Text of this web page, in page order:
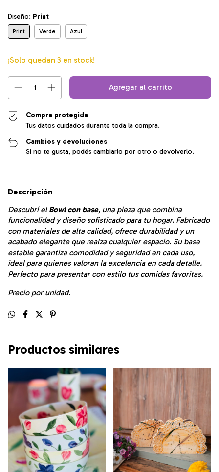
Diseño: Print
Print Verde Azul
¡Solo quedan 3 en stock!
Compra protegida
Tus datos cuidados durante toda la compra.
Cambios y devoluciones
Si no te gusta, podés cambiarlo por otro o devolverlo.
Descripción
Descubrí elBowl con base, una pieza que combina
funcionalidad y diseño sofisticado para tu hogar. Fabricado
con materiales de alta calidad, ofrece durabilidad y un
acabado elegante que realza cualquier espacio. Su base
estable garantiza comodidad y seguridad en cada uso,
ideal para quienes valoran la excelencia en cada detalle.
Perfecto para presentar con estilo tus comidas favoritas.
Precio por unidad.
Productos similares